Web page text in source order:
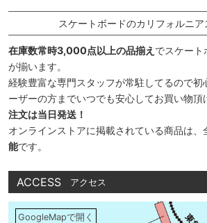
スケートボードのカリフォルニア
在庫数常時3,000点以上の品揃え でスケート
が揃います。
経験豊富な専門スタッフが常駐してるので初
ーザーの方までいつでも安心してお買い物頂
注文は当日発送！
オンラインストアに掲載されている商品は、
能です。
ACCESS アクセス
GoogleMapで開く